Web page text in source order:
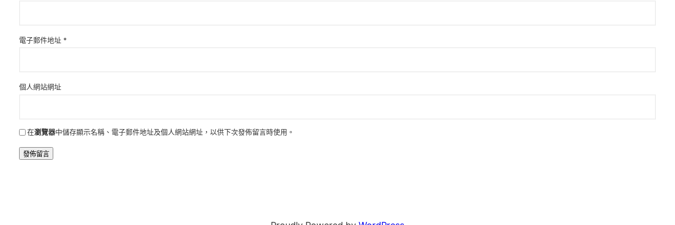
電子郵件地址 *
個人網站網址
在瀏覽器中儲存顯示名稱、電子郵件地址及個人網站網址，以供下次發佈留言時使用。